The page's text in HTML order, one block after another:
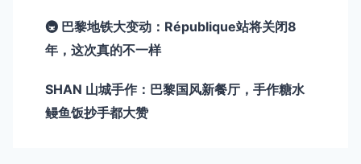
🚇 巴黎地铁大变动：République站将关闭8
年，这次真的不一样
SHAN 山城手作：巴黎国风新餐厅，手作糖水
鳗鱼饭抄手都大赞